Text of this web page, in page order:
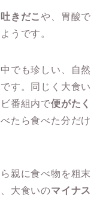
吐きだこや、胃酸で
うです。
でも珍しい、自然
す。同じく大食い
番組内で便がたく
たら食べた分だけ
親に食べ物を粗末
大食いのマイナス